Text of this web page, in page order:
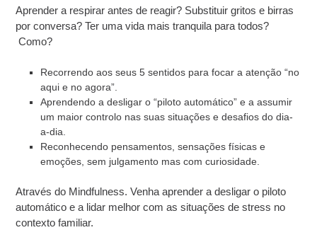
Aprender a respirar antes de reagir? Substituir gritos e birras
por conversa? Ter uma vida mais tranquila para todos?
Como?
Recorrendo aos seus 5 sentidos para focar a atenção “no
aqui e no agora”.
Aprendendo a desligar o “piloto automático” e a assumir
um maior controlo nas suas situações e desafios do dia-
a-dia.
Reconhecendo pensamentos, sensações físicas e
emoções, sem julgamento mas com curiosidade.
Através do Mindfulness. Venha aprender a desligar o piloto
automático e a lidar melhor com as situações de stress no
contexto familiar.